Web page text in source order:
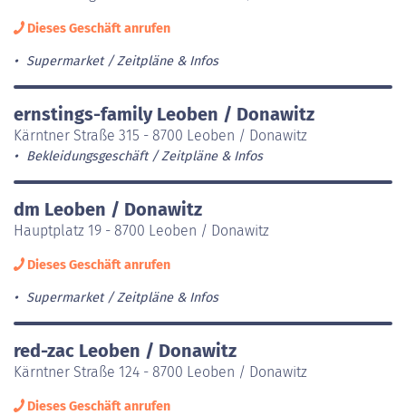
Dieses Geschäft anrufen
Supermarket Zeitpläne & Infos
ernstings-family Leoben / Donawitz
Kärntner Straße 315 - 8700 Leoben / Donawitz
Bekleidungsgeschäft Zeitpläne & Infos
dm Leoben / Donawitz
Hauptplatz 19 - 8700 Leoben / Donawitz
Dieses Geschäft anrufen
Supermarket Zeitpläne & Infos
red-zac Leoben / Donawitz
Kärntner Straße 124 - 8700 Leoben / Donawitz
Dieses Geschäft anrufen